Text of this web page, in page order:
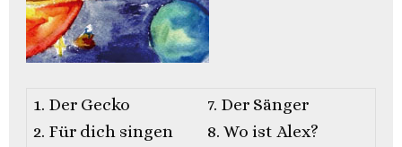
1. Der Gecko
2. Für dich singen
7. Der Sänger
8. Wo ist Alex?